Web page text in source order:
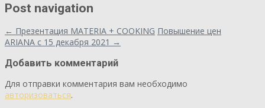
Post navigation
← Презентация MATERIA + COOKING Повышение цен
ARIANA с 15 декабря 2021 →
Добавить комментарий
Для отправки комментария вам необходимо
авторизоваться.